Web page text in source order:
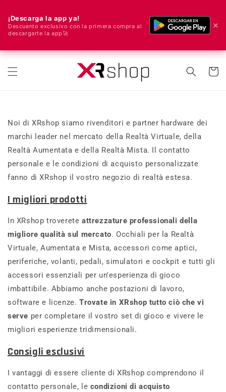
¡Descarga la app ya!
Descuento exclusivo con la primera compra al
descargarte la app🚀
✕
🌍 Spediamo in tutto il mondo! 🚀📦
Noi di XRshop siamo rivenditori e partner hardware dei
marchi leader nel mercato della Realtà Virtuale, della
Realtà Aumentata e della Realtà Mista. Il contatto
personale e le condizioni di acquisto personalizzate
fanno di XRshop il vostro negozio di realtà estesa.
I migliori prodotti
In XRshop troverete attrezzature professionali della
migliore qualità sul mercato. Occhiali per la Realtà
Virtuale, Aumentata e Mista, accessori come aptici,
periferiche, volanti, pedali, simulatori e cockpit e tutti gli
accessori essenziali per un'esperienza di gioco
imbattibile. Abbiamo anche postazioni di lavoro,
software e licenze. Trovate in XRshop tutto ciò che vi
serve per completare il vostro set di gioco e vivere le
migliori esperienze tridimensionali.
Consigli esclusivi
I vantaggi di essere cliente di XRshop comprendono il
contatto personale, le condizioni di acquisto